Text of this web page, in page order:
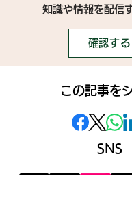
知識や情報を配信
確認する
この記事を
SNS